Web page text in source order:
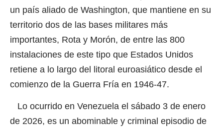
un país aliado de Washington, que mantiene en su
territorio dos de las bases militares más
importantes, Rota y Morón, de entre las 800
instalaciones de este tipo que Estados Unidos
retiene a lo largo del litoral euroasiático desde el
comienzo de la Guerra Fría en 1946-47.
Lo ocurrido en Venezuela el sábado 3 de enero
de 2026, es un abominable y criminal episodio de